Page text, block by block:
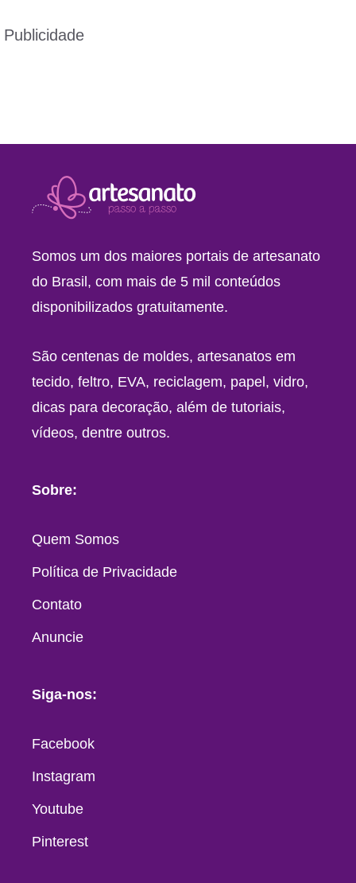
Publicidade
Somos um dos maiores portais de artesanato
do Brasil, com mais de 5 mil conteúdos
disponibilizados gratuitamente.
São centenas de moldes, artesanatos em
tecido, feltro, EVA, reciclagem, papel, vidro,
dicas para decoração, além de tutoriais,
vídeos, dentre outros.
Sobre:
Quem Somos
Política de Privacidade
Contato
Anuncie
Siga-nos:
Facebook
Instagram
Youtube
Pinterest